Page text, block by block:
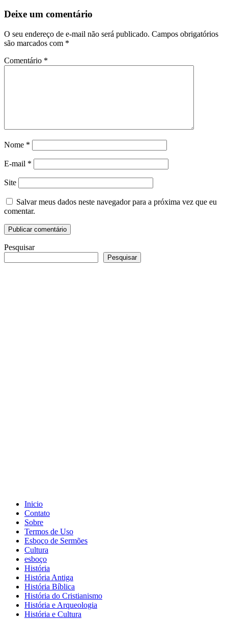
Deixe um comentário
O seu endereço de e-mail não será publicado. Campos obrigatórios
são marcados com *
Comentário *
Nome *
E-mail *
Site
Salvar meus dados neste navegador para a próxima vez que eu
comentar.
Pesquisar
Pesquisar
Inicio
Contato
Sobre
Termos de Uso
Esboço de Sermões
Cultura
esboço
História
História Antiga
História Bíblica
História do Cristianismo
História e Arqueologia
História e Cultura